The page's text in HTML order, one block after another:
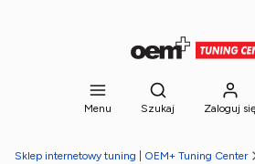
Menu
Otwórz
Szukaj Zaloguj
Sklep internetowy tuning | OEM+ Tuning Center